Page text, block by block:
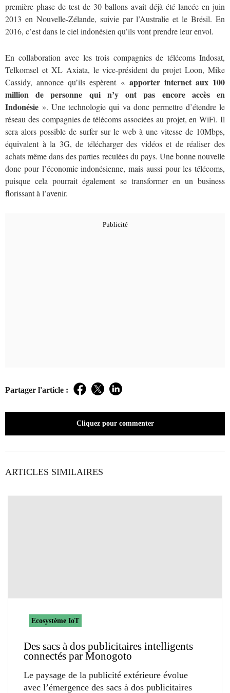
première phase de test de 30 ballons avait déjà été lancée en juin
2013 en Nouvelle-Zélande, suivie par l’Australie et le Brésil. En
2016, c’est dans le ciel indonésien qu’ils vont prendre leur envol.
En collaboration avec les trois compagnies de télécoms Indosat,
Telkomsel et XL Axiata, le vice-président du projet Loon, Mike
Cassidy, annonce qu’ils espèrent « apporter internet aux 100
million de personne qui n’y ont pas encore accès en
Indonésie ». Une technologie qui va donc permettre d’étendre le
réseau des compagnies de télécoms associées au projet, en WiFi. Il
sera alors possible de surfer sur le web à une vitesse de 10Mbps,
équivalent à la 3G, de télécharger des vidéos et de réaliser des
achats même dans des parties reculées du pays. Une bonne nouvelle
donc pour l’économie indonésienne, mais aussi pour les télécoms,
puisque cela pourrait également se transformer en un business
florissant à l’avenir.
Partager l'article : Facebook
TwitterLinkedIn
Cliquez pour commenter
ARTICLES SIMILAIRES
Ecosystème IoT
Des sacs à dos publicitaires intelligents
connectés par Monogoto
Le paysage de la publicité extérieure évolue
avec l’émergence des sacs à dos publicitaires